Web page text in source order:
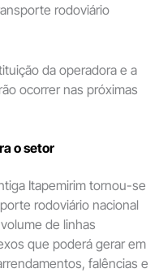
rodoviário
da operadora e a
ocorrer nas próximas
o setor
Itapemirim tornou-se
rodoviário nacional
de linhas
que poderá gerar em
falências e